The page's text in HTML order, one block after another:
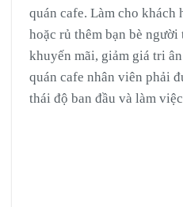
quán cafe. Làm cho
hoặc rủ thêm bạn bè
khuyến mãi, giảm giá tri
quán cafe nhân viên phải
thái độ ban đầu và làm